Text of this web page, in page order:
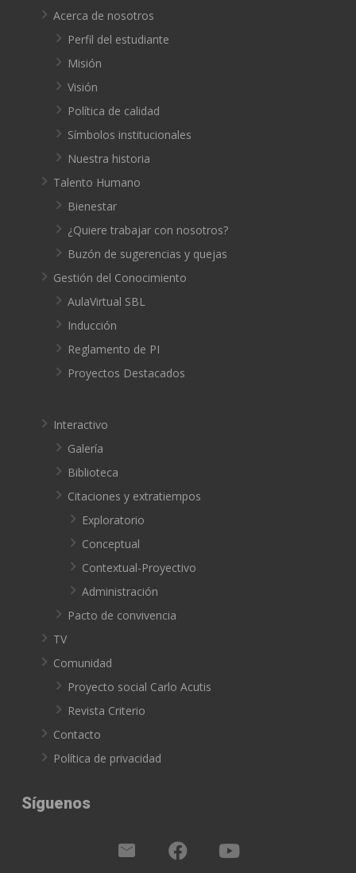
Acerca de nosotros
Perfil del estudiante
Misión
Visión
Política de calidad
Símbolos institucionales
Nuestra historia
Talento Humano
Bienestar
¿Quiere trabajar con nosotros?
Buzón de sugerencias y quejas
Gestión del Conocimiento
AulaVirtual SBL
Inducción
Reglamento de PI
Proyectos Destacados
Interactivo
Galería
Biblioteca
Citaciones y extratiempos
Exploratorio
Conceptual
Contextual-Proyectivo
Administración
Pacto de convivencia
TV
Comunidad
Proyecto social Carlo Acutis
Revista Criterio
Contacto
Política de privacidad
Síguenos